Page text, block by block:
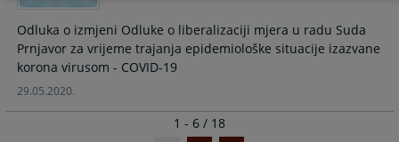
Odluka o izmjeni Odluke o liberalizaciji mjera u radu Suda
Prnjavor za vrijeme trajanja epidemiološke situacije izazvane
korona virusom - COVID-19
29.05.2020.
1 - 6 / 18